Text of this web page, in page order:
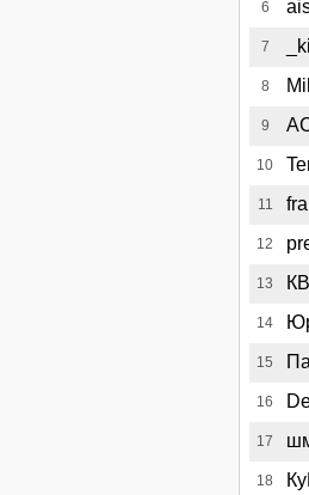
6
7
8
9
10
11
12
13
14
15
16
17
18